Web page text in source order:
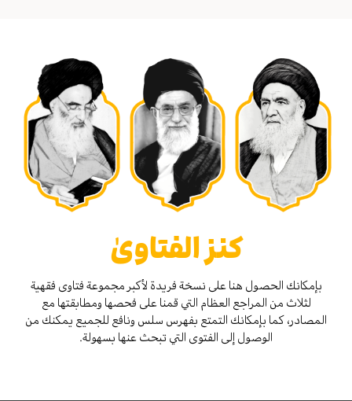
كنز الفتاوىٰ
بإمكانك الحصول هنا على نسخة فريدة لأكبر مجموعة فتاوى فقهية
لثلاث من المراجع العظام التي قمنا على فحصها ومطابقتها مع
المصادر، كما بإمكانك التمتع بفهرس سلس ونافع للجميع يمكنك من
الوصول إلى الفتوى التي تبحث عنها بسهولة.